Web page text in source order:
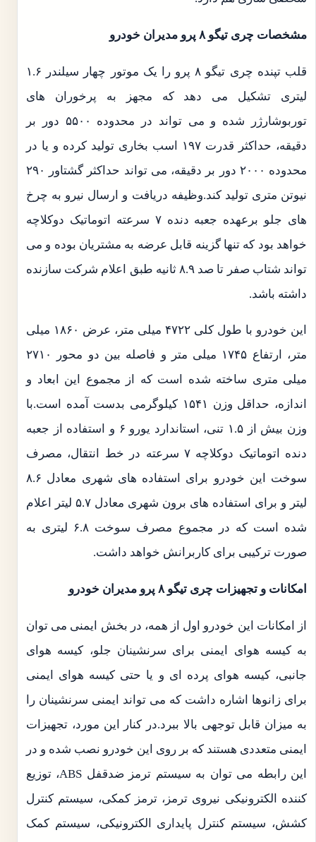
مشخصات چری تیگو ۸ پرو مدیران خودرو
قلب تپنده چری تیگو ۸ پرو را یک موتور چهار سیلندر ۱.۶
لیتری تشکیل می دهد که مجهز به پرخوران های
توربوشارژر شده و می تواند در محدوده ۵۵۰۰ دور بر
دقیقه، حداکثر قدرت ۱۹۷ اسب بخاری تولید کرده و یا در
محدوده ۲۰۰۰ دور بر دقیقه، می تواند حداکثر گشتاور ۲۹۰
نیوتن متری تولید کند.وظیفه دریافت و ارسال نیرو به چرخ
های جلو برعهده جعبه دنده ۷ سرعته اتوماتیک دوکلاچه
خواهد بود که تنها گزینه قابل عرضه به مشتریان بوده و می
تواند شتاب صفر تا صد ۸.۹ ثانیه طبق اعلام شرکت سازنده
داشته باشد.
این خودرو با طول کلی ۴۷۲۲ میلی متر، عرض ۱۸۶۰ میلی
متر، ارتفاع ۱۷۴۵ میلی متر و فاصله بین دو محور ۲۷۱۰
میلی متری ساخته شده است که از مجموع این ابعاد و
اندازه، حداقل وزن ۱۵۴۱ کیلوگرمی بدست آمده است.با
وزن بیش از ۱.۵ تنی، استاندارد یورو ۶ و استفاده از جعبه
دنده اتوماتیک دوکلاچه ۷ سرعته در خط انتقال، مصرف
سوخت این خودرو برای استفاده های شهری معادل ۸.۶
لیتر و برای استفاده های برون شهری معادل ۵.۷ لیتر اعلام
شده است که در مجموع مصرف سوخت ۶.۸ لیتری به
صورت ترکیبی برای کاربرانش خواهد داشت.
امکانات و تجهیزات چری تیگو ۸ پرو مدیران خودرو
از امکانات این خودرو اول از همه، در بخش ایمنی می توان
به کیسه هوای ایمنی برای سرنشینان جلو، کیسه هوای
جانبی، کیسه هوای پرده ای و یا حتی کیسه هوای ایمنی
برای زانوها اشاره داشت که می تواند ایمنی سرنشینان را
به میزان قابل توجهی بالا ببرد.در کنار این مورد، تجهیزات
ایمنی متعددی هستند که بر روی این خودرو نصب شده و در
این رابطه می توان به سیستم ترمز ضدقفل ABS، توزیع
کننده الکترونیکی نیروی ترمز، ترمز کمکی، سیستم کنترل
کشش، سیستم کنترل پایداری الکترونیکی، سیستم کمک